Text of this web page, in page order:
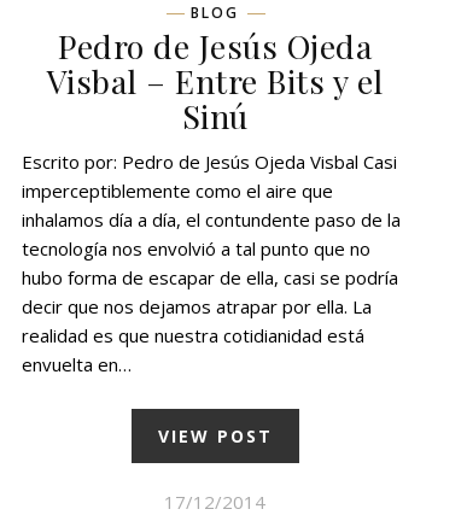
BLOG
Pedro de Jesús Ojeda
Visbal – Entre Bits y el
Sinú
Escrito por: Pedro de Jesús Ojeda Visbal Casi
imperceptiblemente como el aire que
inhalamos día a día, el contundente paso de la
tecnología nos envolvió a tal punto que no
hubo forma de escapar de ella, casi se podría
decir que nos dejamos atrapar por ella. La
realidad es que nuestra cotidianidad está
envuelta en…
VIEW POST
17/12/2014